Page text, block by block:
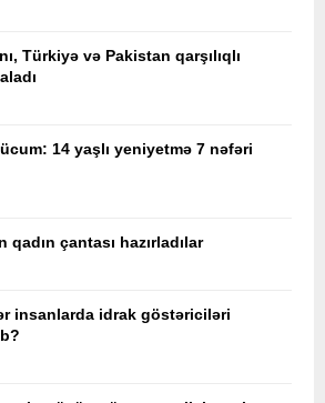
Türkiyə və Pakistan qarşılıqlı
14 yaşlı yeniyetmə 7 nəfəri
çantası hazırladılar
insanlarda idrak göstəriciləri